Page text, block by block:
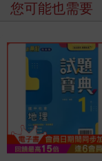
您可能也需要